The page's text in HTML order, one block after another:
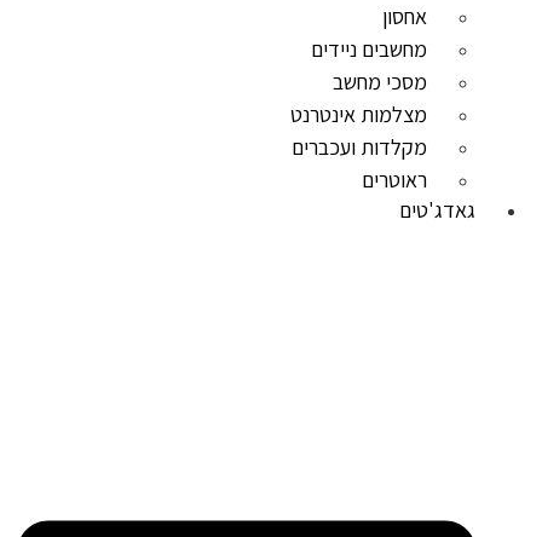
אחסון
מחשבים ניידים
מסכי מחשב
מצלמות אינטרנט
מקלדות ועכברים
ראוטרים
גאדג'טים